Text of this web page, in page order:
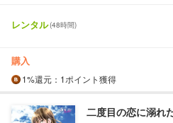
レンタル(48時間)
購入
1%還元 ：1ポイント獲得
二度目の恋に溺れ